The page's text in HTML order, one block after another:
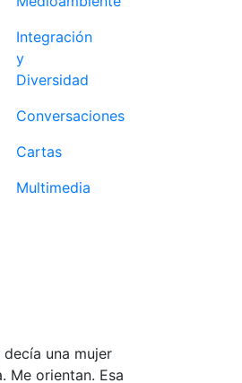
Integración
y
Diversidad
Conversaciones
Cartas
Multimedia
una mujer
Me orientan. Esa